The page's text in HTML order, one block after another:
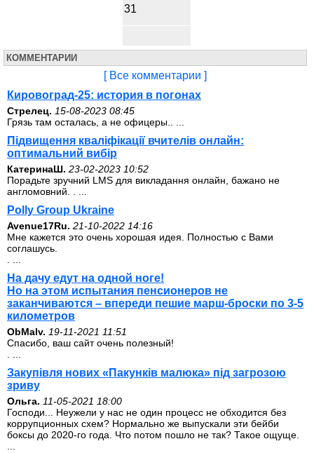
31
КОММЕНТАРИИ
[ Все комментарии ]
Кировоград-25: история в погонах
Стрелец. 15-08-2023 08:45
Грязь там осталась, а не офицеры.. ...
Підвищення кваліфікації вчителів онлайн:
оптимальний вибір
КатеринаШ. 23-02-2023 10:52
Порадьте зручний LMS для викладання онлайн, бажано не
англомовний. . ...
Polly Group Ukraine
Avenue17Ru. 21-10-2022 14:16
Мне кажется это очень хорошая идея. Полностью с Вами
соглашусь.
На дачу едут на одной ноге!
Но на этом испытания пенсионеров не
заканчиваются – впереди пешие марш-броски по 3-5
километров
ОbMalv. 19-11-2021 11:51
Спасибо, ваш сайт очень полезный!
Закупівля нових «Пакунків малюка» під загрозою
зриву
Ольга. 11-05-2021 18:00
Господи... Неужели у нас не один процесс не обходится без
коррупционных схем? Нормально же выпускали эти бейби
боксы до 2020-го года. Что потом пошло не так? Такое ощуще.